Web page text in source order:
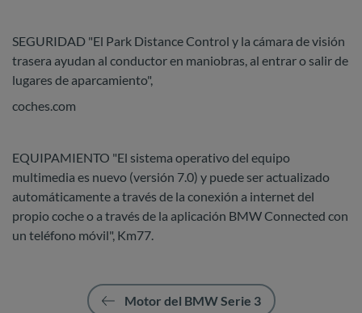
SEGURIDAD "El Park Distance Control y la cámara de visión
trasera ayudan al conductor en maniobras, al entrar o salir de
lugares de aparcamiento",
coches.com
EQUIPAMIENTO "El sistema operativo del equipo
multimedia es nuevo (versión 7.0) y puede ser actualizado
automáticamente a través de la conexión a internet del
propio coche o a través de la aplicación BMW Connected con
un teléfono móvil", Km77.
Motor del BMW Serie 3